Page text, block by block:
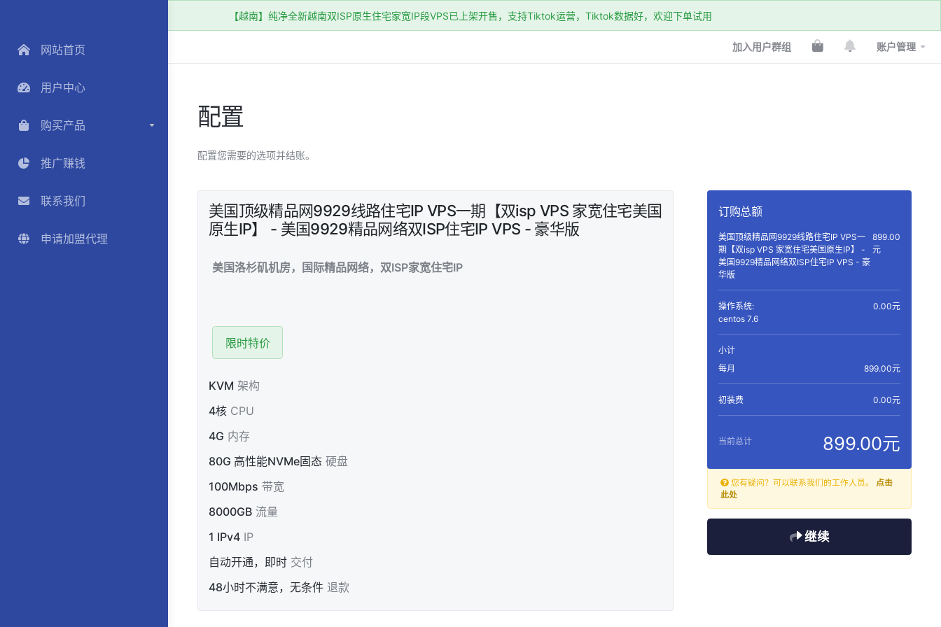
【越南】纯净全新越南双ISP原生住宅家宽IP段VPS已上架开售，支持Tiktok运营，Tiktok数据好，欢迎下单试用
网站首页
用户中心
购买产品
推广赚钱
联系我们
申请加盟代理
加入用户群组 账户管理
配置
配置您需要的选项并结账。
美国顶级精品网9929线路住宅IP VPS一期【双isp VPS 家宽住宅美国
原生IP】 - 美国9929精品网络双ISP住宅IP VPS - 豪华版
美国洛杉矶机房，国际精品网络，双ISP家宽住宅IP
限时特价
KVM 架构
4核 CPU
4G 内存
80G 高性能NVMe固态 硬盘
100Mbps 带宽
8000GB 流量
1 IPv4 IP
自动开通，即时 交付
48小时不满意，无条件 退款
订购总额
美国顶级精品网9929线路住宅IP VPS一
期【双isp VPS 家宽住宅美国原生IP】 -
美国9929精品网络双ISP住宅IP VPS - 豪
华版
899.00
元
操作系统:
centos 7.6
0.00元
小计
每月
899.00元
初装费 0.00元
当前总计 899.00元
您有疑问？可以联系我们的工作人员。 点击
此处
继续